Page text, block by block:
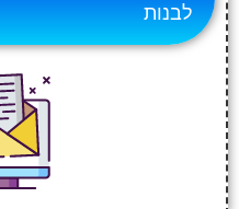
לבנות